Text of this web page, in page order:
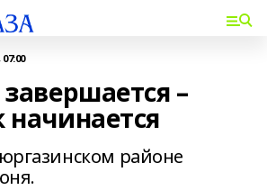
–
районе